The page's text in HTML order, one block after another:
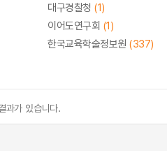
대구경찰청 (1)
이어도연구회 (1)
한국교육학술정보원 (337)
과가 있습니다.